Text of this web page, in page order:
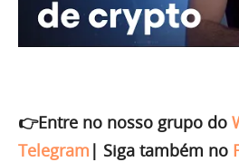
👉Entre no nosso grupo do
Telegram | Siga também no